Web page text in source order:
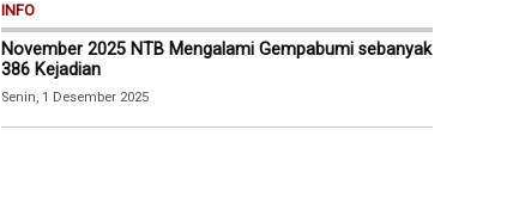
INFO
November 2025 NTB Mengalami Gempabumi sebanyak
386 Kejadian
Senin, 1 Desember 2025